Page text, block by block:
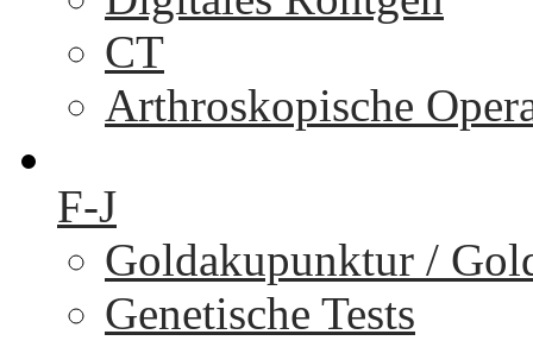
CT
Arthroskopische
F-J
Goldakupunktur /
Genetische Tests